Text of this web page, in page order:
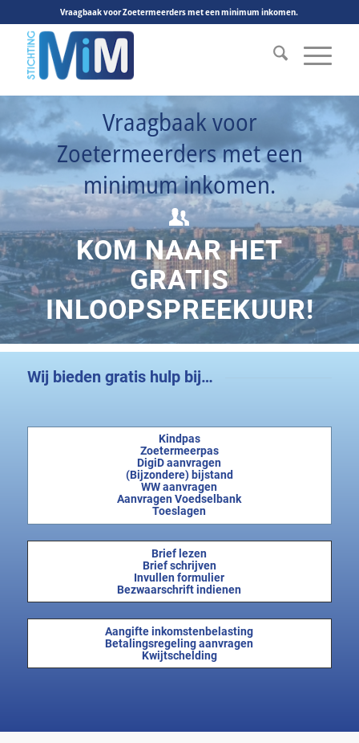
Vraagbaak voor Zoetermeerders met een minimum inkomen.
Vraagbaak voor
Zoetermeerders met een
minimum inkomen.
KOM NAAR HET
GRATIS
INLOOPSPREEKUUR!
Wij bieden gratis hulp bij…
Kindpas
Zoetermeerpas
DigiD aanvragen
(Bijzondere) bijstand
WW aanvragen
Aanvragen Voedselbank
Toeslagen
Brief lezen
Brief schrijven
Invullen formulier
Bezwaarschrift indienen
Aangifte inkomstenbelasting
Betalingsregeling aanvragen
Kwijtschelding